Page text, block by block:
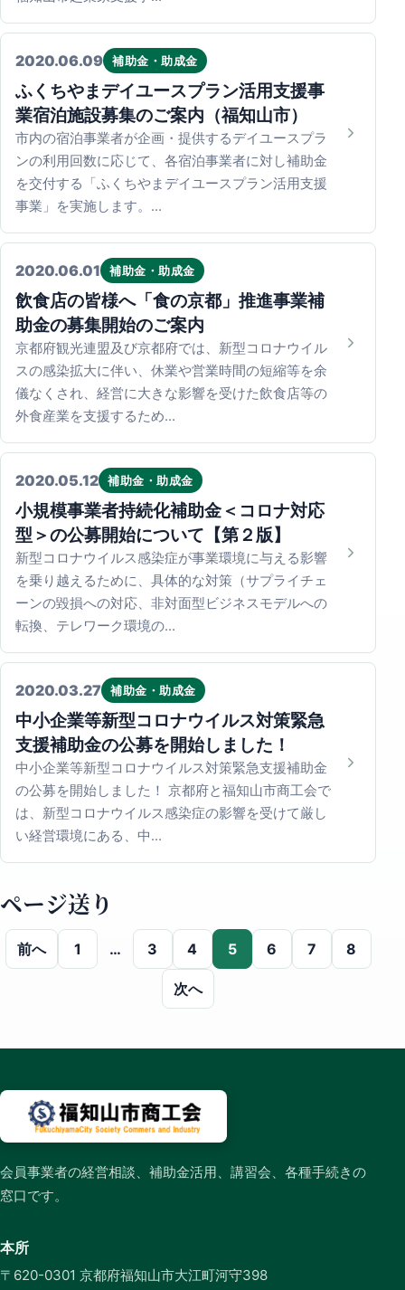
2020.06.09 補助金・助成金
ふくちやまデイユースプラン活用支援事
業宿泊施設募集のご案内（福知山市）
市内の宿泊事業者が企画・提供するデイユースプラ
ンの利用回数に応じて、各宿泊事業者に対し補助金
を交付する「ふくちやまデイユースプラン活用支援
事業」を実施します。…
2020.06.01 補助金・助成金
飲食店の皆様へ「食の京都」推進事業補
助金の募集開始のご案内
京都府観光連盟及び京都府では、新型コロナウイル
スの感染拡大に伴い、休業や営業時間の短縮等を余
儀なくされ、経営に大きな影響を受けた飲食店等の
外食産業を支援するため…
2020.05.12 補助金・助成金
小規模事業者持続化補助金＜コロナ対応
型＞の公募開始について【第２版】
新型コロナウイルス感染症が事業環境に与える影響
を乗り越えるために、具体的な対策（サプライチェ
ーンの毀損への対応、非対面型ビジネスモデルへの
転換、テレワーク環境の…
2020.03.27 補助金・助成金
中小企業等新型コロナウイルス対策緊急
支援補助金の公募を開始しました！
中小企業等新型コロナウイルス対策緊急支援補助金
の公募を開始しました！ 京都府と福知山市商工会で
は、新型コロナウイルス感染症の影響を受けて厳し
い経営環境にある、中…
ページ送り
前へ 1 … 3 4 5 6 7 8
次へ
会員事業者の経営相談、補助金活用、講習会、各種手続きの
窓口です。
本所
〒620-0301 京都府福知山市大江町河守398